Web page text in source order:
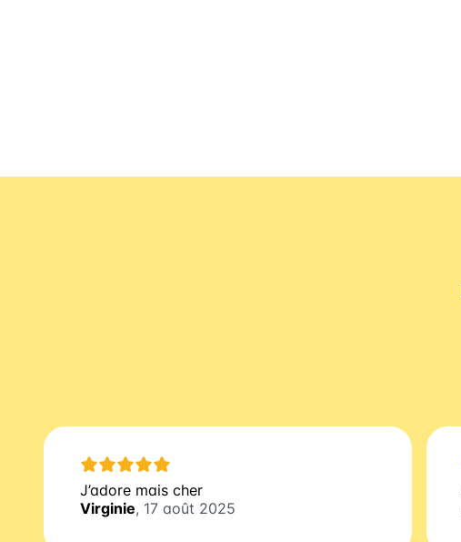
J’adore mais cher
Virginie, 17 août 2025